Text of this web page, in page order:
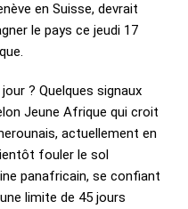
en Suisse, devrait
le pays ce jeudi 17
? Quelques signaux
Jeune Afrique qui croit
actuellement en
fouler le sol
panafricain, se confiant
limite de 45 jours